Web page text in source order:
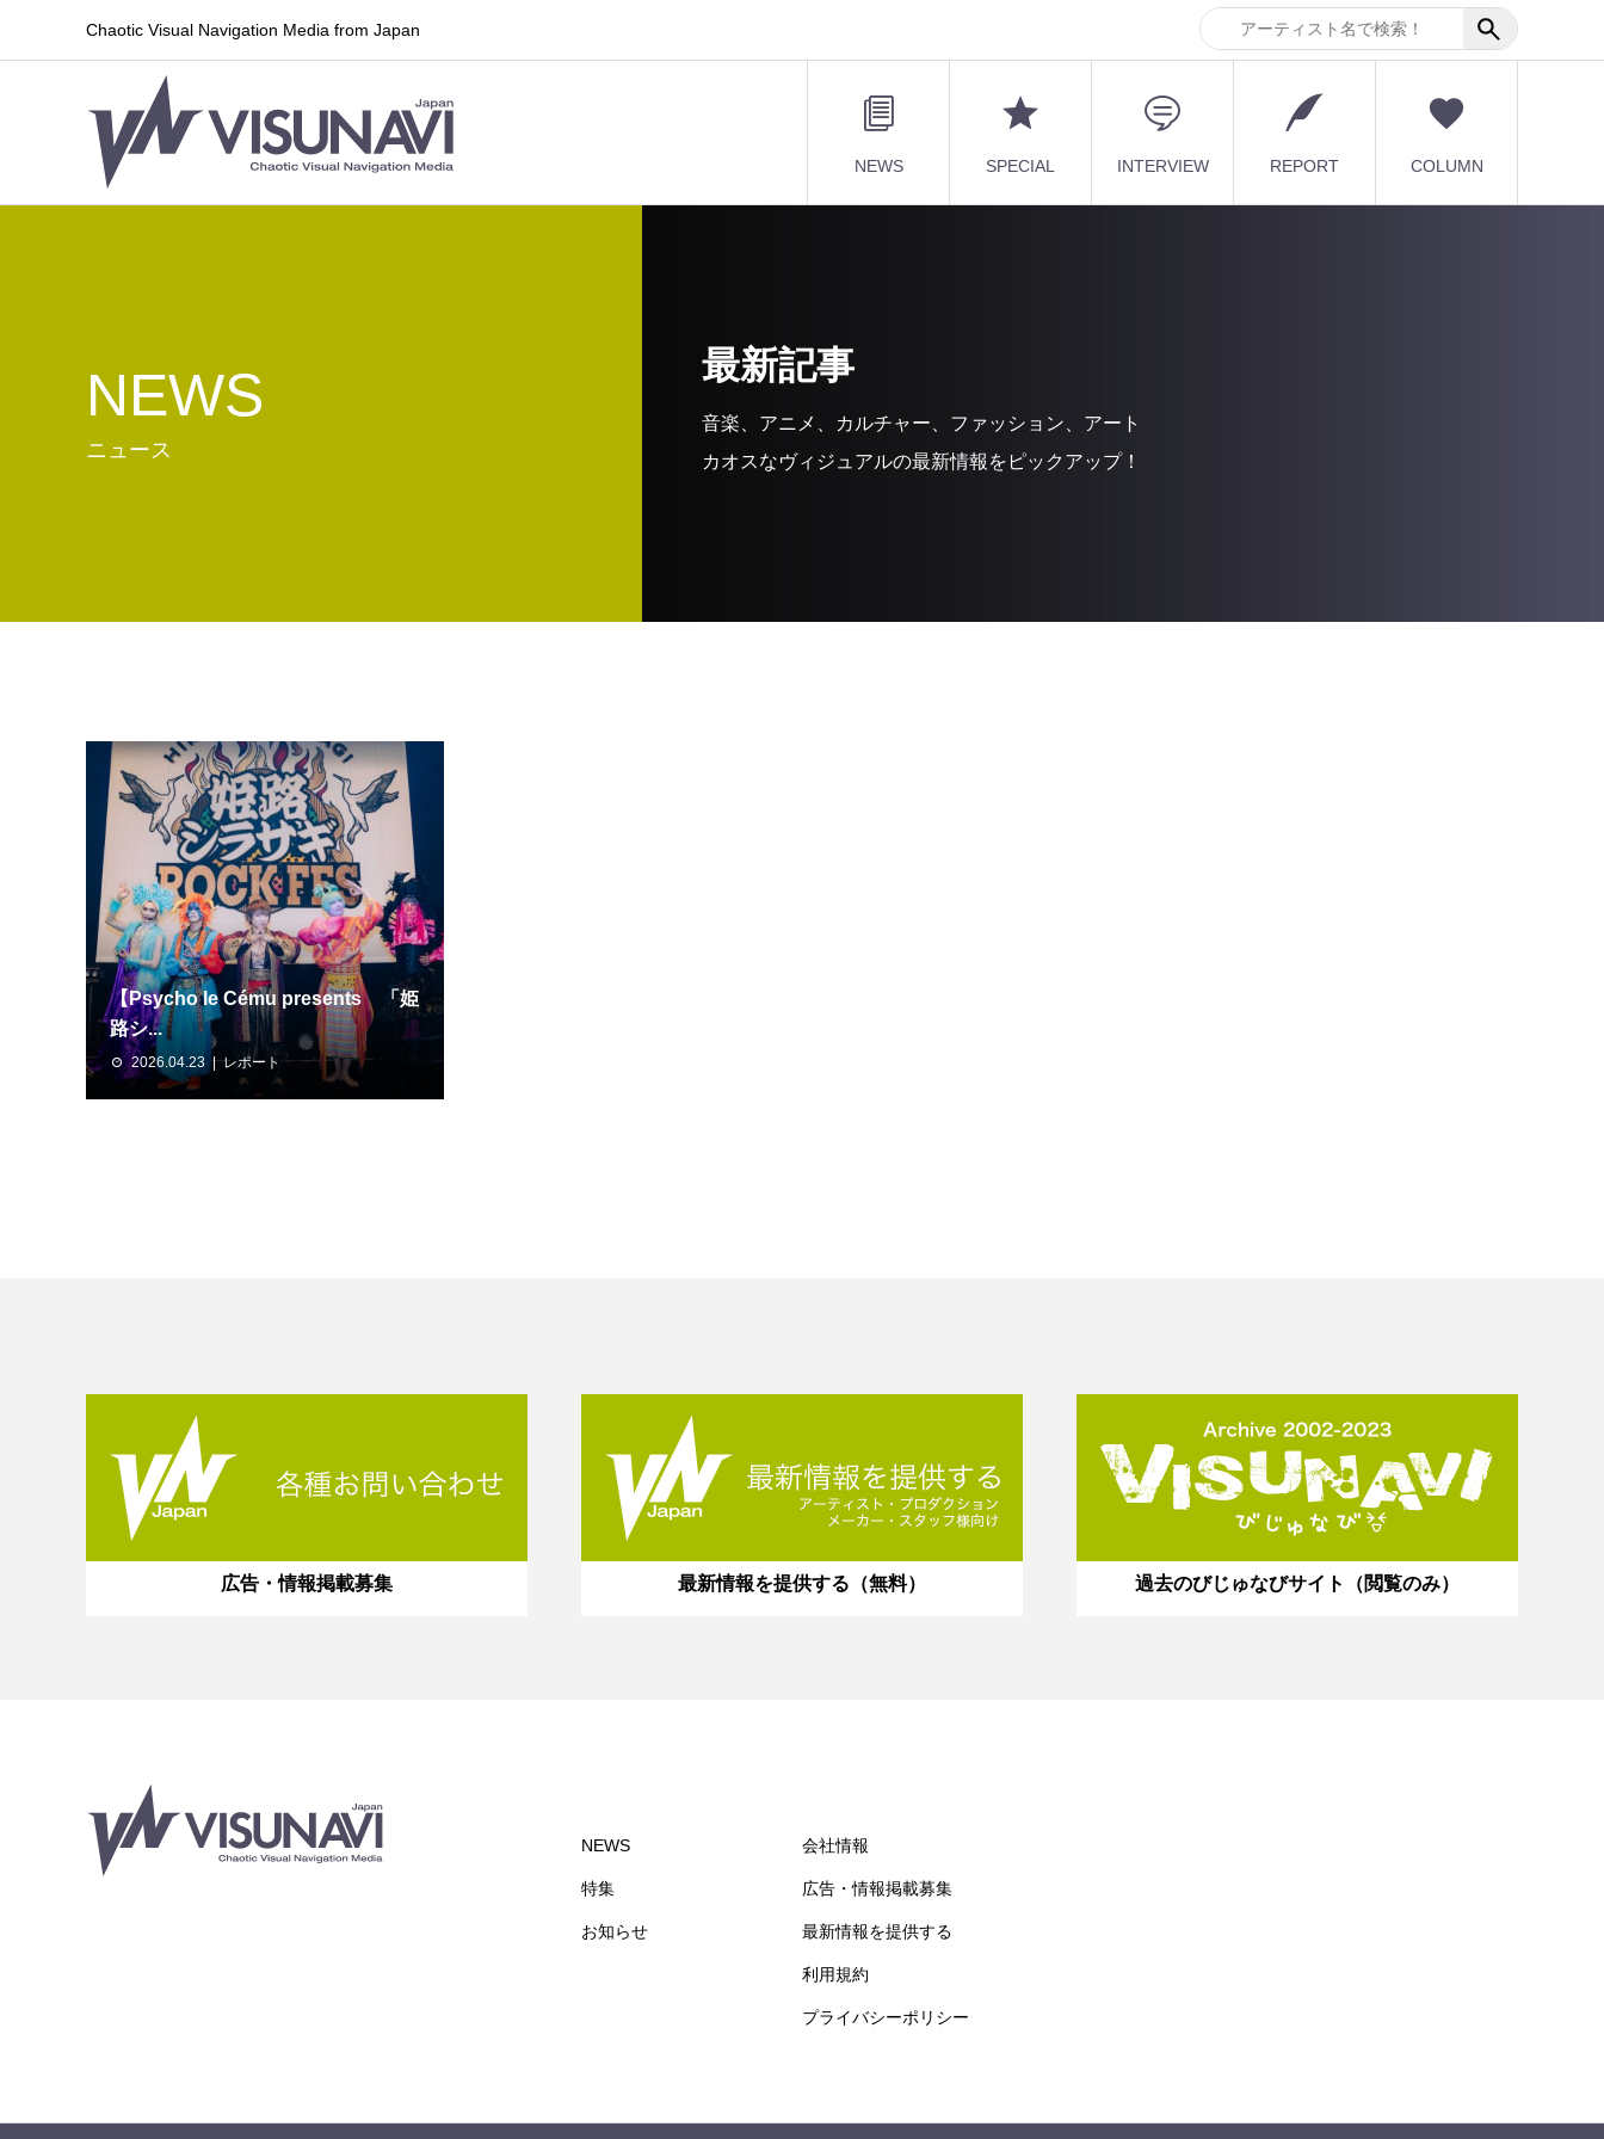
Chaotic Visual Navigation Media from Japan
NEWS SPECIAL INTERVIEW REPORT COLUMN
NEWS
ニュース
最新記事
音楽、アニメ、カルチャー、ファッション、アート
カオスなヴィジュアルの最新情報をピックアップ！
【Psycho le Cému presents 「姫
路シ...
2026.04.23 レポート
広告・情報掲載募集 最新情報を提供する（無料） 過去のびじゅなびサイト（閲覧のみ）
NEWS
特集
お知らせ
会社情報
広告・情報掲載募集
最新情報を提供する
利用規約
プライバシーポリシー